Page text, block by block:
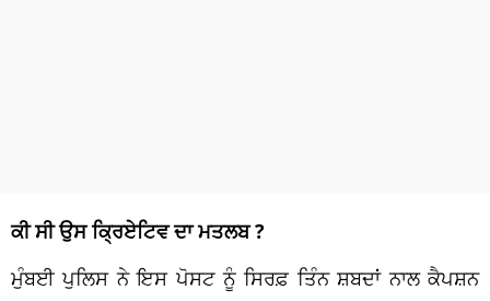
ਕੀ ਸੀ ਉਸ ਕ੍ਰਿਏਟਿਵ ਦਾ ਮਤਲਬ ?
ਮੁੰਬਈ ਪੁਲਿਸ ਨੇ ਇਸ ਪੋਸਟ ਨੂੰ ਸਿਰਫ਼ ਤਿੰਨ ਸ਼ਬਦਾਂ ਨਾਲ ਕੈਪਸ਼ਨ